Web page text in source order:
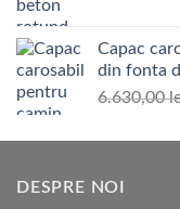
Capac
din fonta
6.630,00
DESPRE NOI